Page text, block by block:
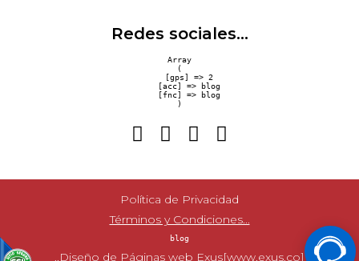
Redes sociales...
Array
(
    [gps] => 2
    [acc] => blog
    [fnc] => blog
Política de Privacidad
Términos y Condiciones...
blog
..Diseño de Páginas web Exus[www.exus.co]